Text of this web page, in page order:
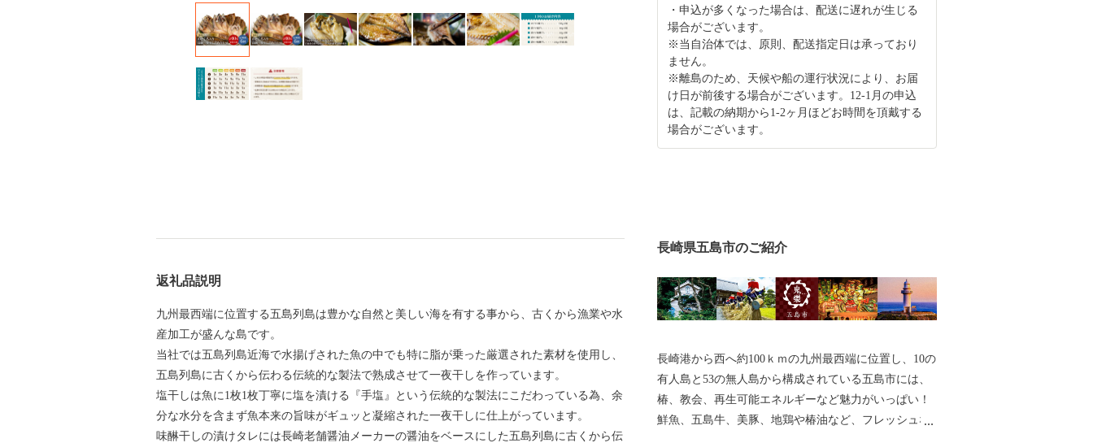
・申込が多くなった場合は、配送に遅れが生じる
場合がございます。
※当自治体では、原則、配送指定日は承っており
ません。
※離島のため、天候や船の運行状況により、お届
け日が前後する場合がございます。12-1月の申込
は、記載の納期から1-2ヶ月ほどお時間を頂戴する
場合がございます。
返礼品説明
九州最西端に位置する五島列島は豊かな自然と美しい海を有する事から、古くから漁業や水
産加工が盛んな島です。
当社では五島列島近海で水揚げされた魚の中でも特に脂が乗った厳選された素材を使用し、
五島列島に古くから伝わる伝統的な製法で熟成させて一夜干しを作っています。
塩干しは魚に1枚1枚丁寧に塩を漬ける『手塩』という伝統的な製法にこだわっている為、余
分な水分を含まず魚本来の旨味がギュッと凝縮された一夜干しに仕上がっています。
味醂干しの漬けタレには長崎老舗醤油メーカーの醤油をベースにした五島列島に古くから伝
長崎県五島市のご紹介
長崎港から西へ約100ｋｍの九州最西端に位置し、10の
有人島と53の無人島から構成されている五島市には、
椿、教会、再生可能エネルギーなど魅力がいっぱい！
鮮魚、五島牛、美豚、地鶏や椿油など、フレッシュな